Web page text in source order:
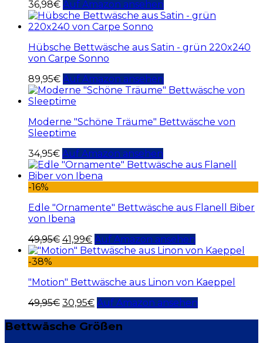
36,98€ Auf Amazon ansehen
Hübsche Bettwäsche aus Satin - grün 220x240
von Carpe Sonno
89,95€ Auf Amazon ansehen
Moderne "Schöne Träume" Bettwäsche von
Sleeptime
34,95€ Auf Amazon ansehen
-16%
Edle "Ornamente" Bettwäsche aus Flanell Biber
von Ibena
49,95€ 41,99€ Auf Amazon ansehen
-38%
"Motion" Bettwäsche aus Linon von Kaeppel
49,95€ 30,95€ Auf Amazon ansehen
Bettwäsche Größen